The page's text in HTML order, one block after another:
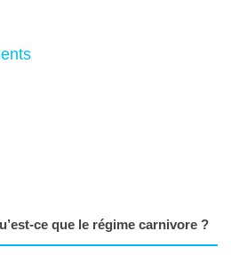
ce que le régime carnivore ?